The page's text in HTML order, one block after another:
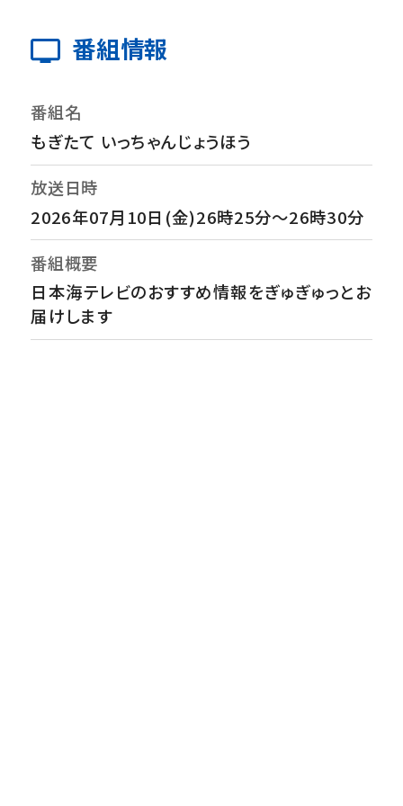
番組情報
番組名
もぎたて いっちゃんじょうほう
放送日時
2026年07月10日(金)26時25分～26時30分
番組概要
日本海テレビのおすすめ情報をぎゅぎゅっとお
届けします